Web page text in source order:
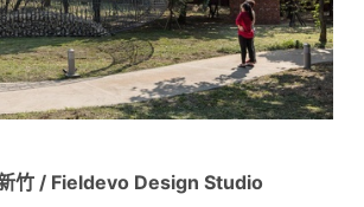
竹 / Fieldevo Design Studio